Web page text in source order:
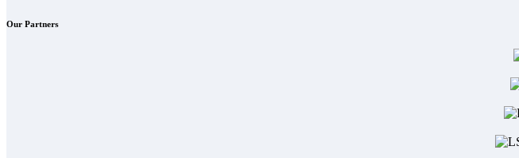
Our Partners